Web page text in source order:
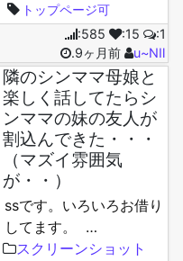
トップページ可
:585
:15
:1
.9ヶ月前
u~NⅡ
隣のシンママ母娘と
楽しく話してたらシ
ンママの妹の友人が
割込んできた・・・
（マズイ雰囲気
が・・）
ssです。いろいろお借り
してます。 …
スクリーンショット